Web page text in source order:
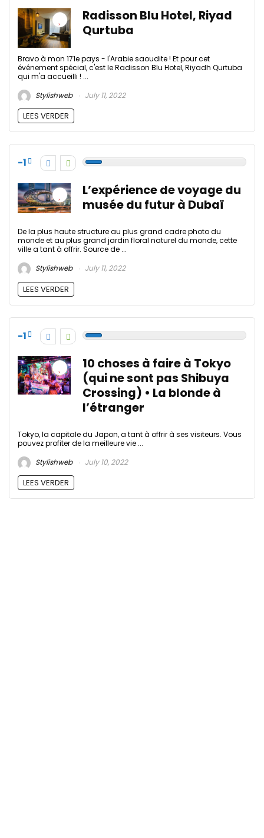
Radisson Blu Hotel, Riyad
Qurtuba
Bravo à mon 171e pays - l'Arabie saoudite ! Et pour cet
événement spécial, c'est le Radisson Blu Hotel, Riyadh Qurtuba
qui m'a accueilli ! ...
Stylishweb
July 11, 2022
LEES VERDER
-1
L’expérience de voyage du
musée du futur à Dubaï
De la plus haute structure au plus grand cadre photo du
monde et au plus grand jardin floral naturel du monde, cette
ville a tant à offrir. Source de ...
Stylishweb
July 11, 2022
LEES VERDER
-1
10 choses à faire à Tokyo
(qui ne sont pas Shibuya
Crossing) • La blonde à
l’étranger
Tokyo, la capitale du Japon, a tant à offrir à ses visiteurs. Vous
pouvez profiter de la meilleure vie ...
Stylishweb
July 10, 2022
LEES VERDER